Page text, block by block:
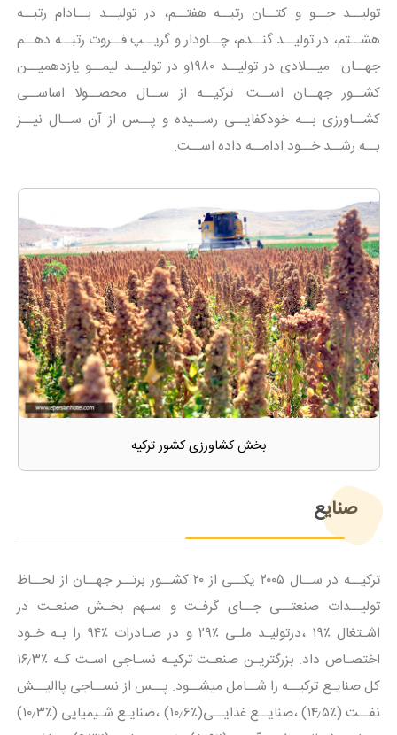
تولیــد جــو و کتــان رتبــه هفتــم، در تولیــد بــادام رتبــه
هشــتم، در تولیــد گنــدم، چــاودار و گریــپ فــروت رتبــه دهــم
جهــان میــلادی در تولیــد ۱۹۸۰و در تولیــد لیمــو یازدهمیــن
کشــور جهــان اســت. ترکیــه از ســال محصــولا اساســی
کشــاورزی بــه خودکفایــی رســیده و پــس از آن ســال نیــز
بــه رشــد خــود ادامــه داده اســت.
بخش کشاورزی کشور ترکیه
صنایع
ترکیــه در ســال ۲۰۰۵ یکــی از ۲۰ کشــور برتــر جهــان از لحــاظ
تولیــدات صنعتــی جــای گرفـت و سـهم بخـش صنعـت در
اشـتغال ٪۱۹ ،درتولیـد ملـی ٪۲۹ و در صـادرات ٪۹۴ را بـه خـود
اختصـاص داد. بزرگتریـن صنعـت ترکیـه نسـاجی اسـت کـه ٪۱۶٫۳
کل صنایـع ترکیــه را شــامل میشــود. پــس از نســاجی پاالیــش
نفــت (٪۱۴٫۵) ،صنایــع غذایــی(٪۱۰٫۶) ،صنایـع شـیمیایی (٪۱۰٫۳)